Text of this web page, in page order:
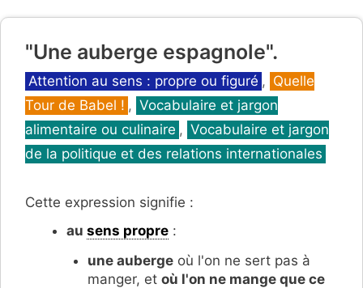
"Une auberge espagnole".
Catégories
Attention au sens : propre ou figuré , Quelle
Tour de Babel ! , Vocabulaire et jargon
alimentaire ou culinaire , Vocabulaire et jargon
de la politique et des relations internationales
Cette expression signifie :
au sens propre :
une aubergeoù l'on ne sert pas à
manger, et où l'on ne mange que ce